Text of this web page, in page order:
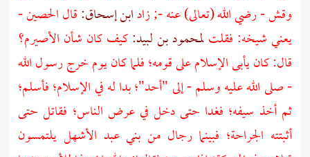
وقش- رضي الله (تعالى) عنه -; زادابن إسحاق:قالالحصين-
يعني شيخه: فقلتلمحمود بن لبيد:كيف كان شأن الأصيرم؟
قال: كان يأبى الإسلام على قومه؛ فلما كان يوم خرج رسول الله
- صلى الله عليه وسلم - إلى"أحد"؛بدا له في الإسلام؛ فأسلم؛
ثم أخذ سيفه؛ فغدا حتى دخل في عرض الناس؛ فقاتل حتى
أثبتته الجراحة؛ فبينما رجال من بني عبد الأشهل يلتمسون